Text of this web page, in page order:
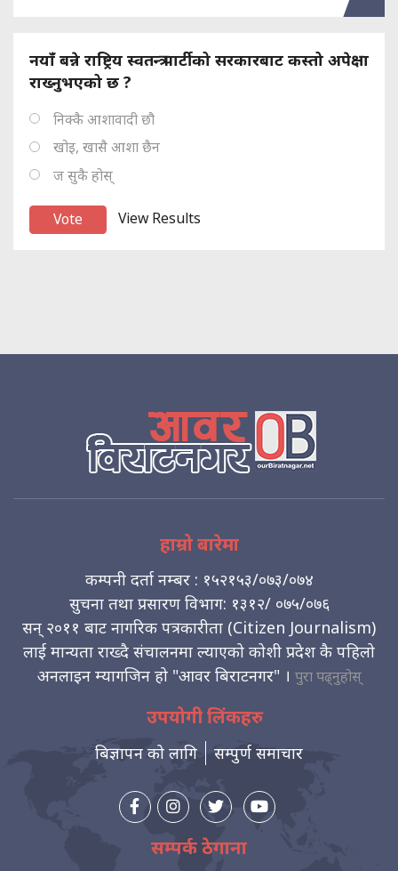
नयाँ बन्ने राष्ट्रिय स्वतन्त्र पार्टीको सरकारबाट कस्तो अपेक्षा
राख्नुभएको छ ?
निक्कै आशावादी छौ
खोइ, खासै आशा छैन
ज सुकै होस्
View Results
हाम्रो बारेमा
कम्पनी दर्ता नम्बर : १५२१५३/०७३/०७४
सुचना तथा प्रसारण विभाग: १३१२/ ०७५/०७६
सन् २०११ बाट नागरिक पत्रकारीता (Citizen Journalism)
लाई मान्यता राख्दै संचालनमा ल्याएको कोशी प्रदेश कै पहिलो
अनलाइन म्यागजिन हो "आवर बिराटनगर" । पुरा पढ्नुहोस्
उपयोगी लिंकहरु
बिज्ञापन को लागि सम्पुर्ण समाचार
सम्पर्क ठेगाना